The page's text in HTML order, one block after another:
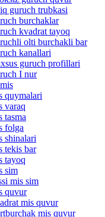
guruch trubkasi
burchaklar
kvadrat tayoq
olti burchakli bar
kanallari
guruch profillari
I nur
quymalari
varaq
tasma
folga
shinalari
tekis bar
tayoq
sim
mis sim
quvur
mis quvur
mis quvur